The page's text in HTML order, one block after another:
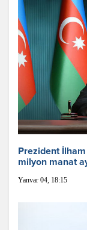
Prezident
milyon manat
Yanvar 04, 18:15